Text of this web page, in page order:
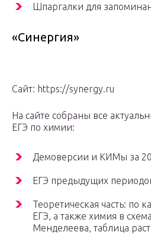
Шпаргалки для
«Синергия»
Сайт: https://synergy.ru
На сайте собраны все
ЕГЭ по химии:
Демоверсии и КИМы за
ЕГЭ предыдущих
Теоретическая часть: по
ЕГЭ, а также химия в
Менделеева, таблица